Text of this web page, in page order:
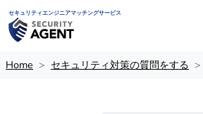
セキュリティエンジニアマッチングサービス
Home セキュリティ対策の質問をする